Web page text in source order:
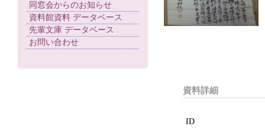
同窓会からのお知らせ
資料館資料 データベース
先輩文庫 データベース
お問い合わせ
資料詳細
ID